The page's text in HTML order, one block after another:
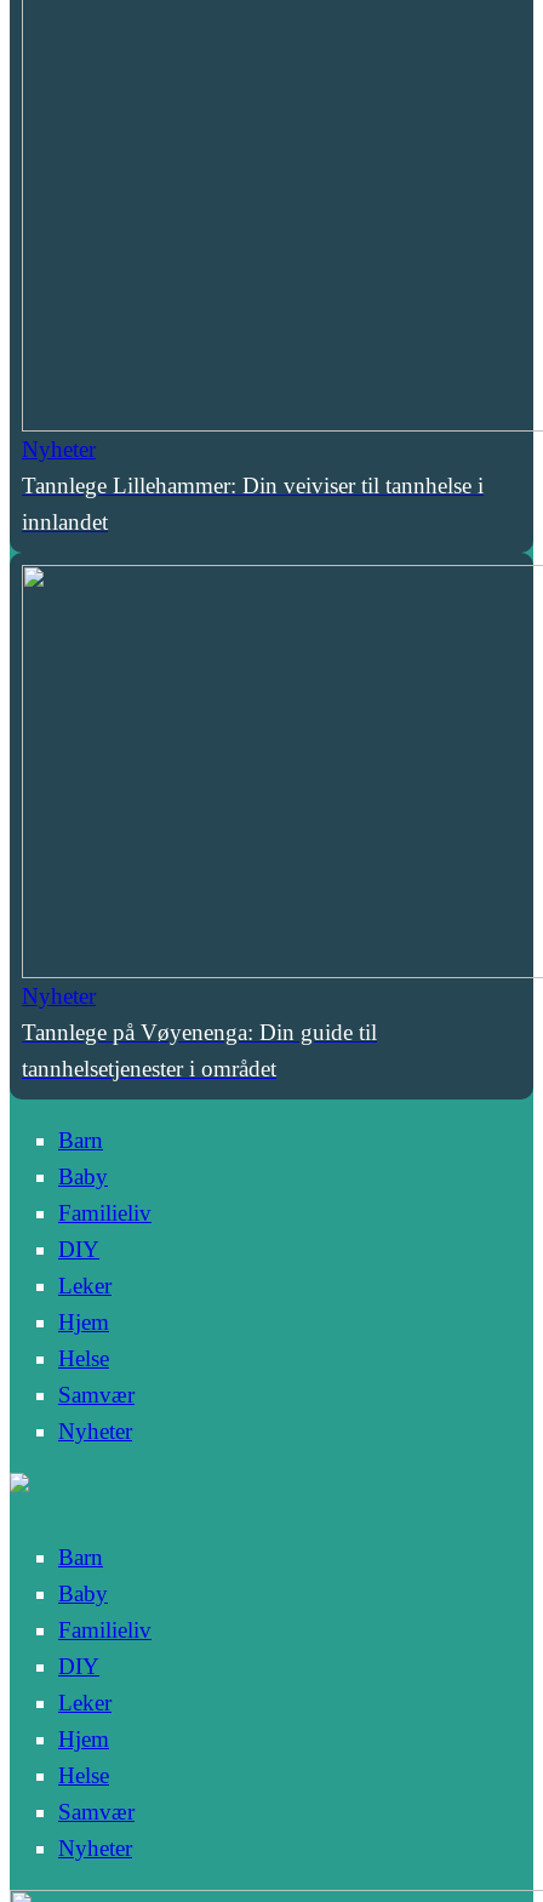
Nyheter
Tannlege Lillehammer: Din veiviser til tannhelse i
innlandet
Nyheter
Tannlege på Vøyenenga: Din guide til
tannhelsetjenester i området
Barn
Baby
Familieliv
DIY
Leker
Hjem
Helse
Samvær
Nyheter
Barn
Baby
Familieliv
DIY
Leker
Hjem
Helse
Samvær
Nyheter